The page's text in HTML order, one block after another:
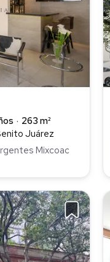
263 m²
Juárez
Mixcoac